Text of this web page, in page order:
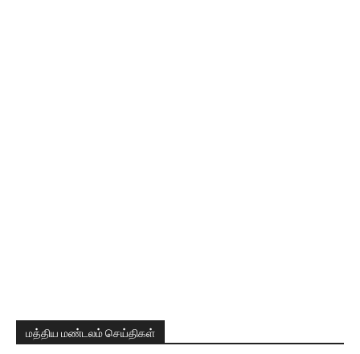
மத்திய மண்டலம் செய்திகள்